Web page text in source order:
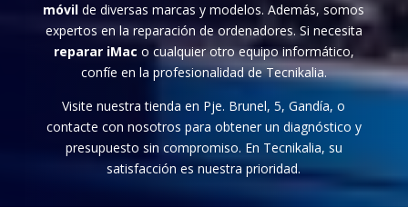
móvil de diversas marcas y modelos. Además, somos
expertos en la reparación de ordenadores. Si necesita
reparar iMac o cualquier otro equipo informático,
confíe en la profesionalidad de Tecnikalia.
Visite nuestra tienda en Pje. Brunel, 5, Gandía, o
contacte con nosotros para obtener un diagnóstico y
presupuesto sin compromiso. En Tecnikalia, su
satisfacción es nuestra prioridad.